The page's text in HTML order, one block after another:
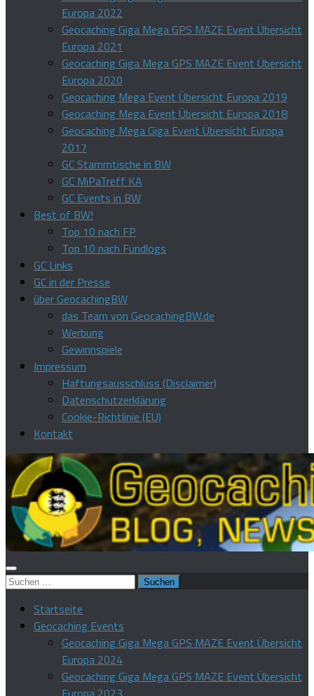
Europa 2022
Geocaching Giga Mega GPS MAZE Event Übersicht
Europa 2021
Geocaching Giga Mega GPS MAZE Event Übersicht
Europa 2020
Geocaching Mega Event Übersicht Europa 2019
Geocaching Mega Event Übersicht Europa 2018
Geocaching Mega Giga Event Übersicht Europa
2017
GC Stammtische in BW
GC MiPaTreff KA
GC Events in BW
Best of BW!
Top 10 nach FP
Top 10 nach Fundlogs
GC Links
GC in der Presse
über GeocachingBW
das Team von GeocachingBW.de
Werbung
Gewinnspiele
Impressum
Haftungsausschluss (Disclaimer)
Datenschutzerklärung
Cookie-Richtlinie (EU)
Kontakt
Suchen
Startseite
Geocaching Events
Geocaching Giga Mega GPS MAZE Event Übersicht
Europa 2024
Geocaching Giga Mega GPS MAZE Event Übersicht